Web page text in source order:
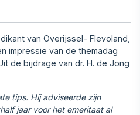
van Overijssel- Flevoland,
impressie van de themadag
de bijdrage van dr. H. de Jong
tips. Hij adviseerde zijn
jaar voor het emeritaat al